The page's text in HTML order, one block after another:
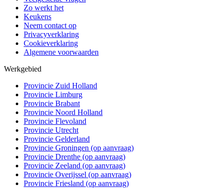
Zo werkt het
Keukens
Neem contact op
Privacyverklaring
Cookieverklaring
Algemene voorwaarden
Werkgebied
Provincie Zuid Holland
Provincie Limburg
Provincie Brabant
Provincie Noord Holland
Provincie Flevoland
Provincie Utrecht
Provincie Gelderland
Provincie Groningen (op aanvraag)
Provincie Drenthe (op aanvraag)
Provincie Zeeland (op aanvraag)
Provincie Overijssel (op aanvraag)
Provincie Friesland (op aanvraag)